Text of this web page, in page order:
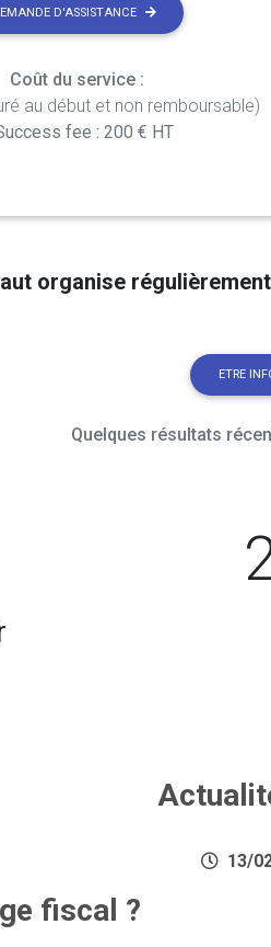
D'ASSISTANCE
Coût du service :
au début et non remboursable)
fee : 200 € HT
organise
ETRE
Quelques résultats
13/
fiscal ?